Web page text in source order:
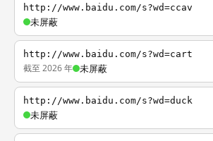
http://www.baidu.com/s?wd=ccav
未屏蔽
http://www.baidu.com/s?wd=cart
截至 2026 年 未屏蔽
http://www.baidu.com/s?wd=duck
未屏蔽